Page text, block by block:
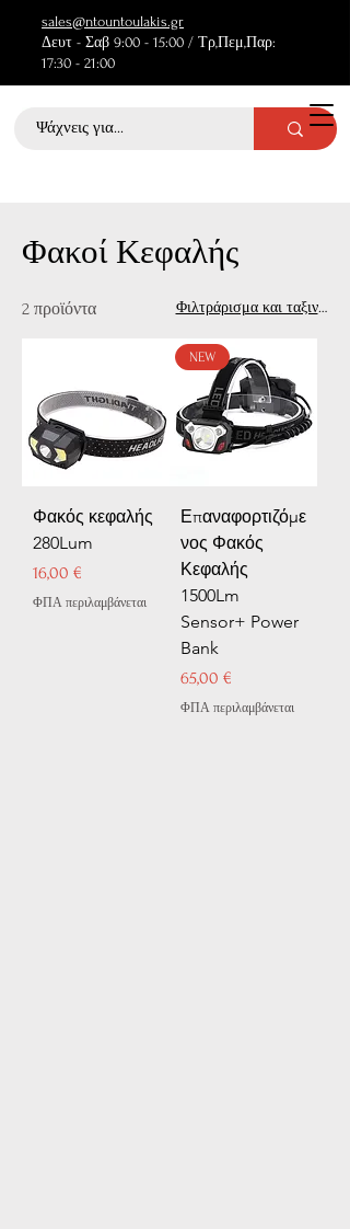
sales@ntountoulakis.gr
Δευτ - Σαβ 9:00 - 15:00 / Τρ,Πεμ,Παρ:
17:30 - 21:00
Φακοί Κεφαλής
2 προϊόντα Φιλτράρισμα και ταξινόμηση
Φακός κεφαλής
280Lum
Τιμή
16,00 €
ΦΠΑ περιλαμβάνεται
NEW
Επαναφορτιζόμε
νος Φακός
Κεφαλής
1500Lm
Sensor+ Power
Bank
Τιμή
65,00 €
ΦΠΑ περιλαμβάνεται